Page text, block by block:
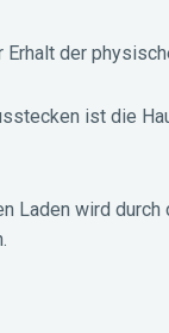
der
ist die
Laden wird